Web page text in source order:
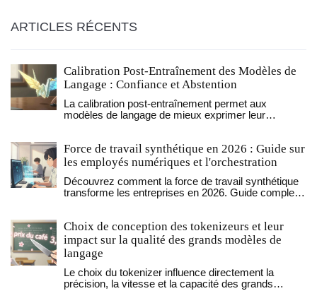
ARTICLES RÉCENTS
Calibration Post-Entraînement des Modèles de
Langage : Confiance et Abstention
La calibration post-entraînement permet aux
modèles de langage de mieux exprimer leur
essentielle pour les applications critiques.
Force de travail synthétique en 2026 : Guide sur
les employés numériques et l'orchestration
Découvrez comment la force de travail synthétique
transforme les entreprises en 2026. Guide complet
Choix de conception des tokenizeurs et leur
impact sur la qualité des grands modèles de
langage
Le choix du tokenizer influence directement la
précision, la vitesse et la capacité des grands